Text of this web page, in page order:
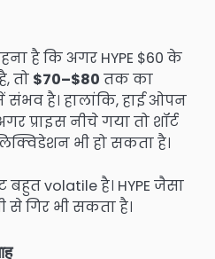
है कि अगर HYPE $60 के
तो $70–$80 तक का
है। हालांकि, हाई ओपन
प्राइस नीचे गया तो शॉर्ट
भी हो सकता है।
बहुत volatile है। HYPE जैसा
से गिर भी सकता है।